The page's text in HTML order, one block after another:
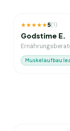
★★★★★5(1)
Godstime E.
Muskelaufbau